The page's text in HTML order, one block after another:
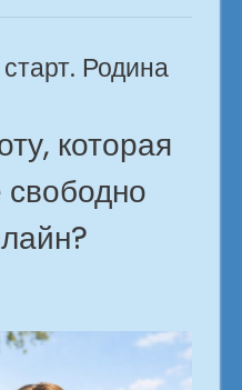
Родина
которая
свободно